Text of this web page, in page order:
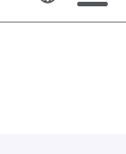
検索 ウェブサ